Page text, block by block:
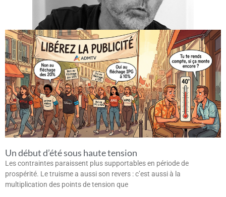
Un début d’été sous haute tension
Les contraintes paraissent plus supportables en période de
prospérité. Le truisme a aussi son revers : c’est aussi à la
multiplication des points de tension que